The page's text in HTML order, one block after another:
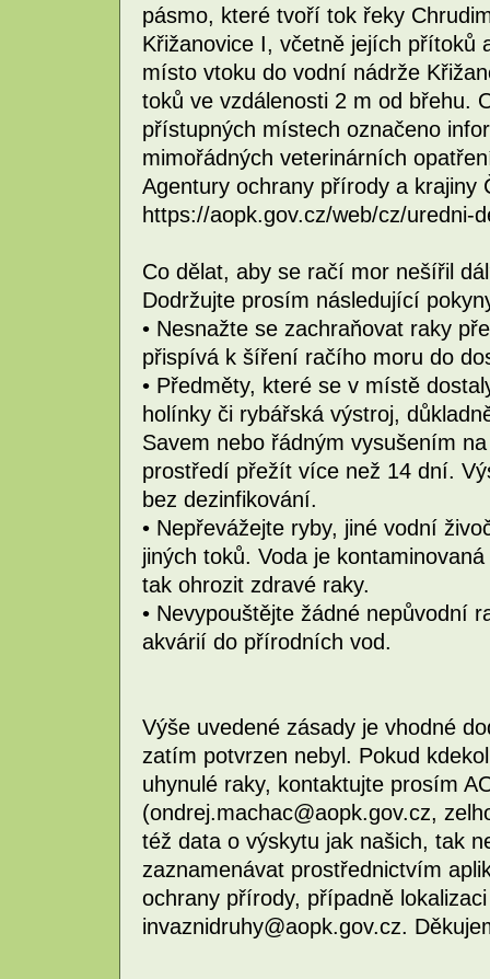
pásmo, které tvoří tok řeky
Křižanovice I, včetně jejích přítoků
místo vtoku do vodní nádrže
toků ve vzdálenosti 2 m od břehu.
přístupných místech označeno
mimořádných veterinárních
Agentury ochrany přírody a krajiny
https://aopk.gov.cz/web/cz/uredni-
Co dělat, aby se račí mor nešířil
Dodržujte prosím následující
• Nesnažte se zachraňovat raky
přispívá k šíření račího moru do
• Předměty, které se v místě
holínky či rybářská výstroj,
Savem nebo řádným vysušením
prostředí přežít více než 14 dní.
bez dezinfikování.
• Nepřevážejte ryby, jiné vodní
jiných toků. Voda je
tak ohrozit zdravé raky.
• Nevypouštějte žádné nepůvodní
akvárií do přírodních vod.
Výše uvedené zásady je vhodné
zatím potvrzen nebyl. Pokud
uhynulé raky, kontaktujte prosím
(ondrej.machac@aopk.gov.cz,
též data o výskytu jak našich, tak
zaznamenávat prostřednictvím
ochrany přírody, případně
invaznidruhy@aopk.gov.cz.